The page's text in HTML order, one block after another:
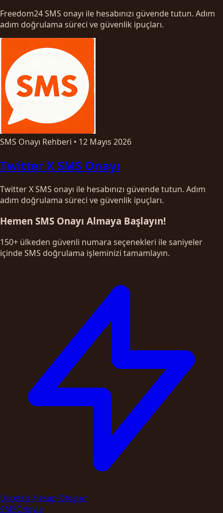
Freedom24 SMS onayı ile hesabınızı güvende tutun. Adım
adım doğrulama süreci ve güvenlik ipuçları.
SMS Onayı Rehberi • 12 Mayıs 2026
Twitter X SMS Onayı
Twitter X SMS onayı ile hesabınızı güvende tutun. Adım
adım doğrulama süreci ve güvenlik ipuçları.
Hemen SMS Onayı Almaya Başlayın!
150+ ülkeden güvenli numara seçenekleri ile saniyeler
içinde SMS doğrulama işleminizi tamamlayın.
Ücretsiz Hesap Oluştur
SMSOnayla